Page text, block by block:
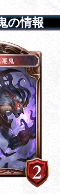
の情報